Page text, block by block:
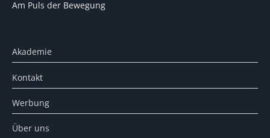
Am Puls der Bewegung
Akademie
Kontakt
Werbung
Über uns